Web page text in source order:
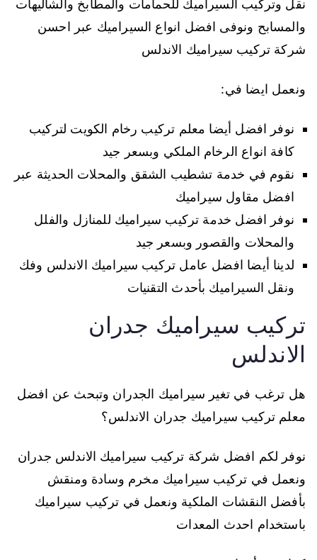
نقل وتركيب السيراميك للحمامات والمطابخ والشاليهات
والمسابح ونوفى افضل انواع السيراميك عبر احسن
شركة تركيب سيراميك الاندلس
ونعمل ايضا في:
نوفر افضل أيضا معلم تركيب رخام الكويت لتركيب
كافة انواع الرخام الملكي وبسعر جيد
نقوم في خدمة تشطيب الشقق والمحلات الحديثة عبر
افضل مقاول سيراميك
نوفر افضل خدمة تركيب سيراميك للمنازل والفلل
والمحلات والقصور وبسعر جيد
لدينا أيضا افضل عامل تركيب سيراميك الاندلس وفك
ونقل السيراميك بأحدث التقنيات
تركيب سيراميك جدران
الاندلس
هل ترغب في تغير سيراميك الجدران وتبحث عن افضل
معلم تركيب سيراميك جدران الاندلس؟
نوفر لكم افضل شركة تركيب سيراميك الاندلس جدران
ونعمل في تركيب سيراميك مخرم وسادة ومنقش
بأفضل النقشات الملكية ونعمل في تركيب سيراميك
باستخدام احدث المعدات